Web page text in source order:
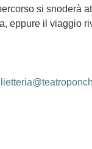
si snoderà
eppure il viaggio